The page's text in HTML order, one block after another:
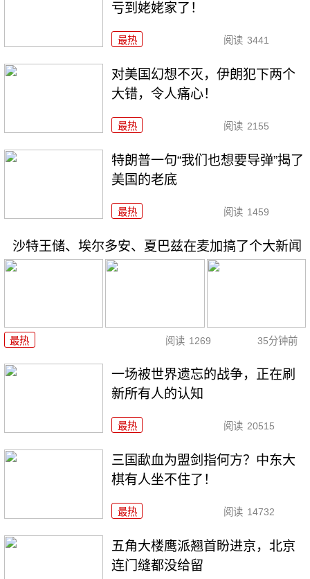
亏到姥姥家了！
最热 阅读 3441
对美国幻想不灭，伊朗犯下两个
大错，令人痛心！
最热 阅读 2155
特朗普一句“我们也想要导弹”揭了
美国的老底
最热 阅读 1459
沙特王储、埃尔多安、夏巴兹在麦加搞了个大新闻
最热 阅读 1269 35分钟前
一场被世界遗忘的战争，正在刷
新所有人的认知
最热 阅读 20515
三国歃血为盟剑指何方？中东大
棋有人坐不住了！
最热 阅读 14732
五角大楼鹰派翘首盼进京，北京
连门缝都没给留